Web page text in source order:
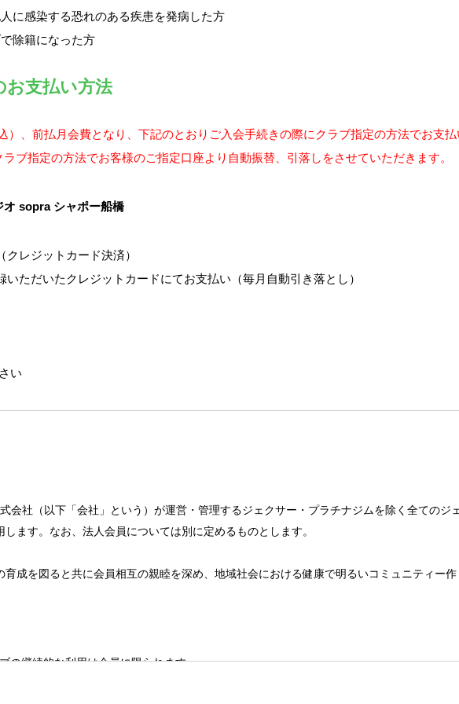
に感染する恐れのある疾患を発病した方
除籍になった方
お支払い方法
）、前払月会費となり、下記のとおりご入会手続きの際にクラブ指定の方法でお支払
ブ指定の方法でお客様のご指定口座より自動振替、引落しをさせていただきます。
オ sopra シャポー船橋
レジットカード決済）
ただいたクレジットカードにてお支払い（毎月自動引き落とし）
い
会社（以下「会社」という）が運営・管理するジェクサー・プラチナジムを除く全てのジ
ます。なお、法人会員については別に定めるものとします。
成を図ると共に会員相互の親睦を深め、地域社会における健康で明るいコミュニティー作
の継続的な利用は会員に限られます。